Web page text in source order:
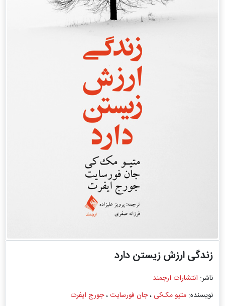
زندگی ارزش زیستن دارد
ناشر: انتشارات ارجمند
نویسنده: متیو مک‌کی ،جان فورسایت،جورج ایفرت